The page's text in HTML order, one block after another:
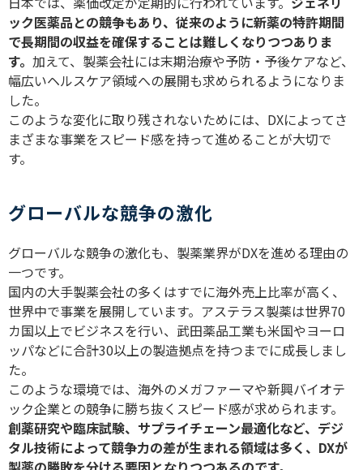
ック医薬品との競争もあり、従来のように新薬の特許期間
で長期間の収益を確保することは難しくなりつつありま
す。 加えて、製薬会社には末期治療や予防・予後ケアなど、
幅広いヘルスケア領域への展開も求められるようになりま
した。
このような変化に取り残されないためには、 DXによってさ
まざまな事業をスピード感を持って進めることが大切で
す。
グローバルな競争の激化
グローバルな競争の激化も、製薬業界がDXを進める理由の
一つです。
国内の大手製薬会社の多くはすでに海外売上比率が高く、
世界中で事業を展開しています。アステラス製薬は世界70
カ国以上でビジネスを行い、武田薬品工業も米国やヨーロ
ッパなどに合計30以上の製造拠点を持つまでに成長しまし
た。
このような環境では、海外のメガファーマや新興バイオテ
ック企業との競争に勝ち抜くスピード感が求められます。
創薬研究や臨床試験、サプライチェーン最適化など、デジ
タル技術によって競争力の差が生まれる領域は多く、 DXが